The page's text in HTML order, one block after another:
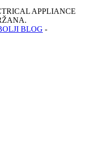
APPLIANCE
BLOG -